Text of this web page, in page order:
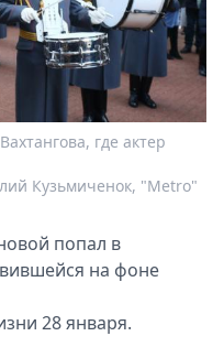
где актер
Кузьмиченок, "Metro"
попал в
на фоне
28 января.